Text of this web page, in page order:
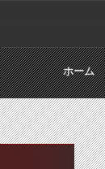
ホーム